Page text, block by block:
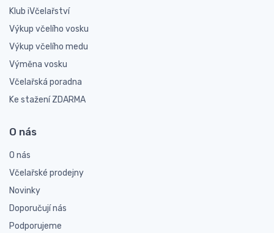
Klub iVčelařství
Výkup včelího vosku
Výkup včelího medu
Výměna vosku
Včelařská poradna
Ke stažení ZDARMA
O nás
O nás
Včelařské prodejny
Novinky
Doporučují nás
Podporujeme